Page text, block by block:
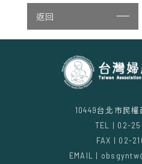
返回
10449台北市民
TEL | 02-
FAX | 02-
EMAIL |